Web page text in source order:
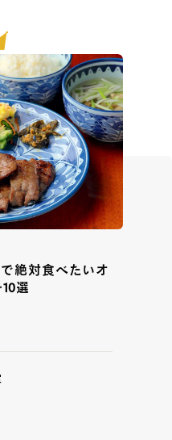
絶対食べたいオ
選